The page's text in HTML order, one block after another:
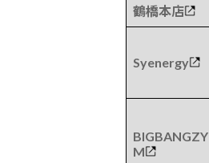
鶴橋本店
Syenergy
BIGBANGZY
M